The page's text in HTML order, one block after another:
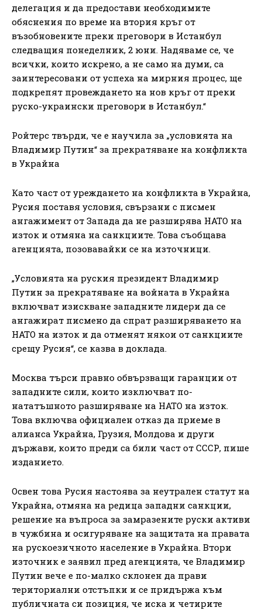
делегация и да предостави необходимите
обяснения по време на втория кръг от
възобновените преки преговори в Истанбул
следващия понеделник, 2 юни. Надяваме се, че
всички, които искрено, а не само на думи, са
заинтересовани от успеха на мирния процес, ще
подкрепят провеждането на нов кръг от преки
руско-украински преговори в Истанбул.“
Ройтерс твърди, че е научила за „условията на
Владимир Путин“ за прекратяване на конфликта
в Украйна
Като част от уреждането на конфликта в Украйна,
Русия поставя условия, свързани с писмен
ангажимент от Запада да не разширява НАТО на
изток и отмяна на санкциите. Това съобщава
агенцията, позовавайки се на източници.
„Условията на руския президент Владимир
Путин за прекратяване на войната в Украйна
включват изискване западните лидери да се
ангажират писмено да спрат разширяването на
НАТО на изток и да отменят някои от санкциите
срещу Русия“, се казва в доклада.
Москва търси правно обвързващи гаранции от
западните сили, които изключват по-
нататъшното разширяване на НАТО на изток.
Това включва официален отказ да приеме в
алианса Украйна, Грузия, Молдова и други
държави, които преди са били част от СССР, пише
изданието.
Освен това Русия настоява за неутрален статут на
Украйна, отмяна на редица западни санкции,
решение на въпроса за замразените руски активи
в чужбина и осигуряване на защитата на правата
на рускоезичното население в Украйна. Втори
източник е заявил пред агенцията, че Владимир
Путин вече е по-малко склонен да прави
териториални отстъпки и се придържа към
публичната си позиция, че иска и четирите